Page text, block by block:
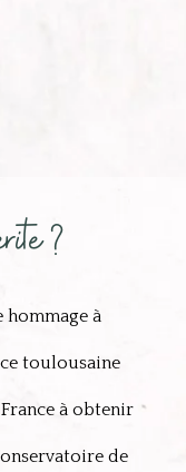
?
hommage à
toulousaine
à obtenir
de